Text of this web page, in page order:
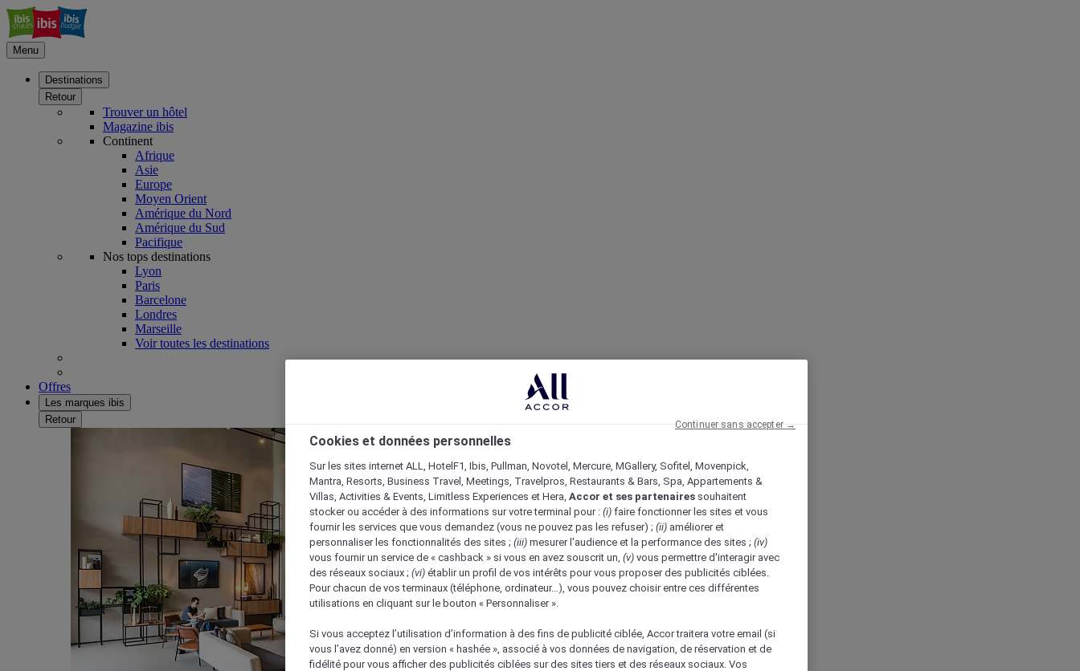
Menu
Destinations
Retour
Trouver un hôtel
Magazine ibis
Continent
Afrique
Asie
Europe
Moyen Orient
Amérique du Nord
Amérique du Sud
Pacifique
Nos tops destinations
Lyon
Paris
Barcelone
Londres
Marseille
Voir toutes les destinations
Offres
Les marques ibis
Retour
Cookies et données personnelles
Sur les sites internet ALL, HotelF1, Ibis, Pullman, Novotel, Mercure, MGallery, Sofitel, Movenpick,
Mantra, Resorts, Business Travel, Meetings, Travelpros, Restaurants & Bars, Spa, Appartements &
Villas, Activities & Events, Limitless Experiences et Hera, Accor et ses partenaires souhaitent
stocker ou accéder à des informations sur votre terminal pour : (i) faire fonctionner les sites et vous
fournir les services que vous demandez (vous ne pouvez pas les refuser) ; (ii) améliorer et
personnaliser les fonctionnalités des sites ; (iii) mesurer l'audience et la performance des sites ; (iv)
vous fournir un service de « cashback » si vous en avez souscrit un, (v) vous permettre d'interagir avec
des réseaux sociaux ; (vi) établir un profil de vos intérêts pour vous proposer des publicités ciblées.
Pour chacun de vos terminaux (téléphone, ordinateur…), vous pouvez choisir entre ces différentes
utilisations en cliquant sur le bouton « Personnaliser ».
Si vous acceptez l’utilisation d’information à des fins de publicité ciblée, Accor traitera votre email (si
vous l’avez donné) en version « hashée », associé à vos données de navigation, de réservation et de
fidélité pour vous afficher des publicités ciblées sur des sites tiers et des réseaux sociaux. Vos
Continuer sans accepter →